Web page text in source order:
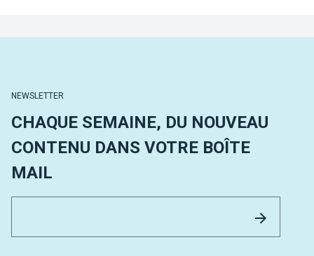
NEWSLETTER
CHAQUE SEMAINE, DU NOUVEAU
CONTENU DANS VOTRE BOÎTE
MAIL